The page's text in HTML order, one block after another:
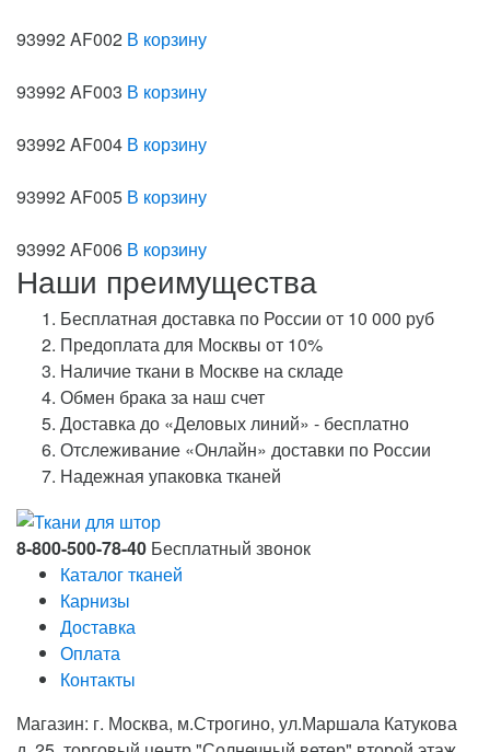
93992 AF002 В корзину
93992 AF003 В корзину
93992 AF004 В корзину
93992 AF005 В корзину
93992 AF006 В корзину
Наши преимущества
Бесплатная доставка по России от 10 000 руб
Предоплата для Москвы от 10%
Наличие ткани в Москве на складе
Обмен брака за наш счет
Доставка до «Деловых линий» - бесплатно
Отслеживание «Онлайн» доставки по России
Надежная упаковка тканей
8-800-500-78-40 Бесплатный звонок
Каталог тканей
Карнизы
Доставка
Оплата
Контакты
Магазин: г. Москва, м.Строгино, ул.Маршала Катукова